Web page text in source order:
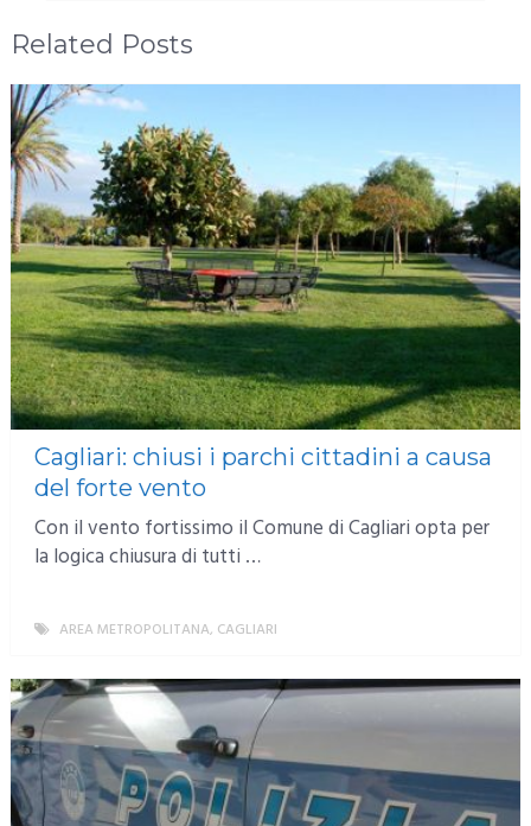
Related Posts
Cagliari: chiusi i parchi cittadini a causa
del forte vento
Con il vento fortissimo il Comune di Cagliari opta per
la logica chiusura di tutti …
AREA METROPOLITANA, CAGLIARI